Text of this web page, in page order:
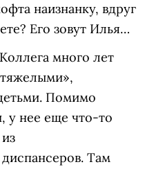
наизнанку, вдруг
Его зовут Илья…
много лет
Помимо
у нее еще что-то
Там